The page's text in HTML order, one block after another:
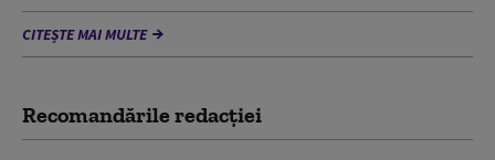
CITEȘTE MAI MULTE
Recomandările redacţiei